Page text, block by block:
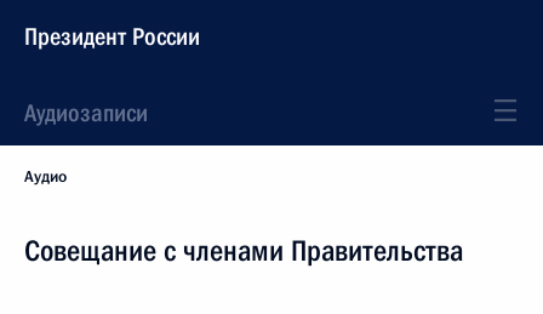
Президент России
Аудиозаписи
Аудио
Совещание с членами Правительства